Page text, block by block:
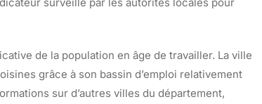
de la population en âge de travailler. La ville
grâce à son bassin d’emploi relativement
sur d’autres villes du département,